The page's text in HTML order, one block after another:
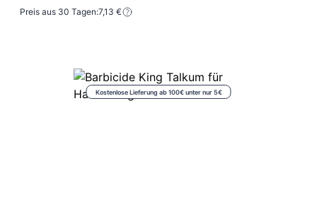
Preis aus 30 Tagen:7,13 €
Kostenlose Lieferung ab 100€ unter nur 5€